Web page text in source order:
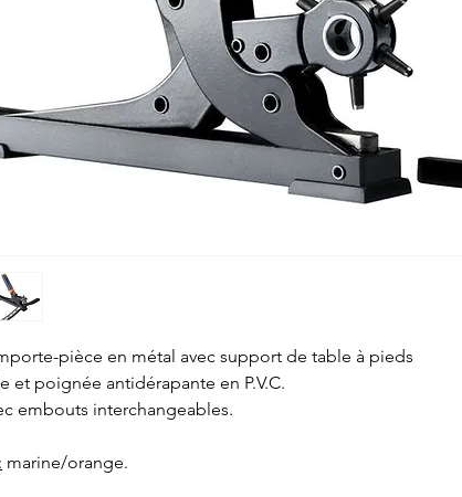
pièce en métal avec support de table à pieds
et poignée antidérapante en P.V.C.
embouts interchangeables.
marine/orange.